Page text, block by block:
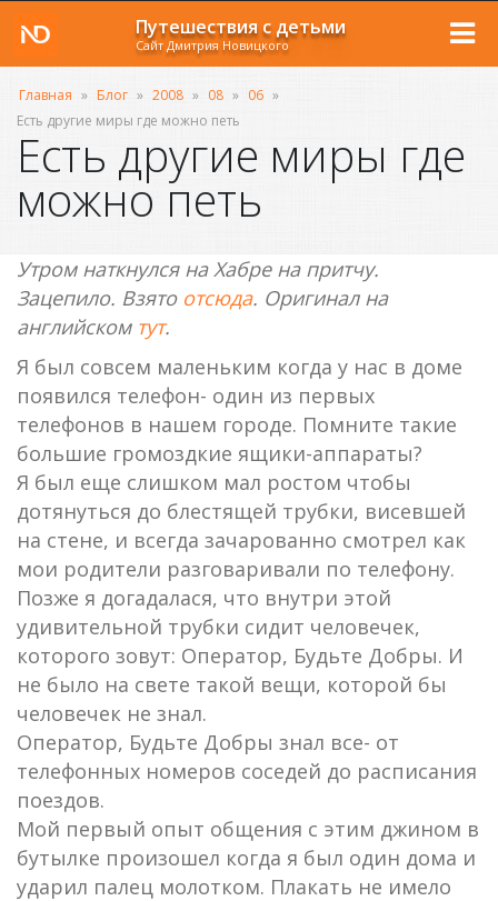
Путешествия с детьми
Сайт Дмитрия Новицкого
Главная » Блог » 2008 » 08 » 06 »
Есть другие миры где можно петь
Есть другие миры где
можно петь
Утром наткнулся на Хабре на притчу.
Зацепило. Взято отсюда. Оригинал на
английском тут.
Я был совсем маленьким когда у нас в доме
появился телефон- один из первых
телефонов в нашем городе. Помните такие
большие громоздкие ящики-аппараты?
Я был еще слишком мал ростом чтобы
дотянуться до блестящей трубки, висевшей
на стене, и всегда зачарованно смотрел как
мои родители разговаривали по телефону.
Позже я догадалася, что внутри этой
удивительной трубки сидит человечек,
которого зовут: Оператор, Будьте Добры. И
не было на свете такой вещи, которой бы
человечек не знал.
Оператор, Будьте Добры знал все- от
телефонных номеров соседей до расписания
поездов.
Мой первый опыт общения с этим джином в
бутылке произошел когда я был один дома и
ударил палец молотком. Плакать не имело